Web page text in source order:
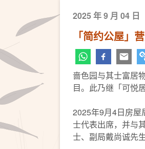
2025 年 9 月 04 日
「简约公屋」
啬色园与其士富居
目。此乃继「可悦
2025年9月4日房屋
士代表出席，并与
士、副局戴尚诚先